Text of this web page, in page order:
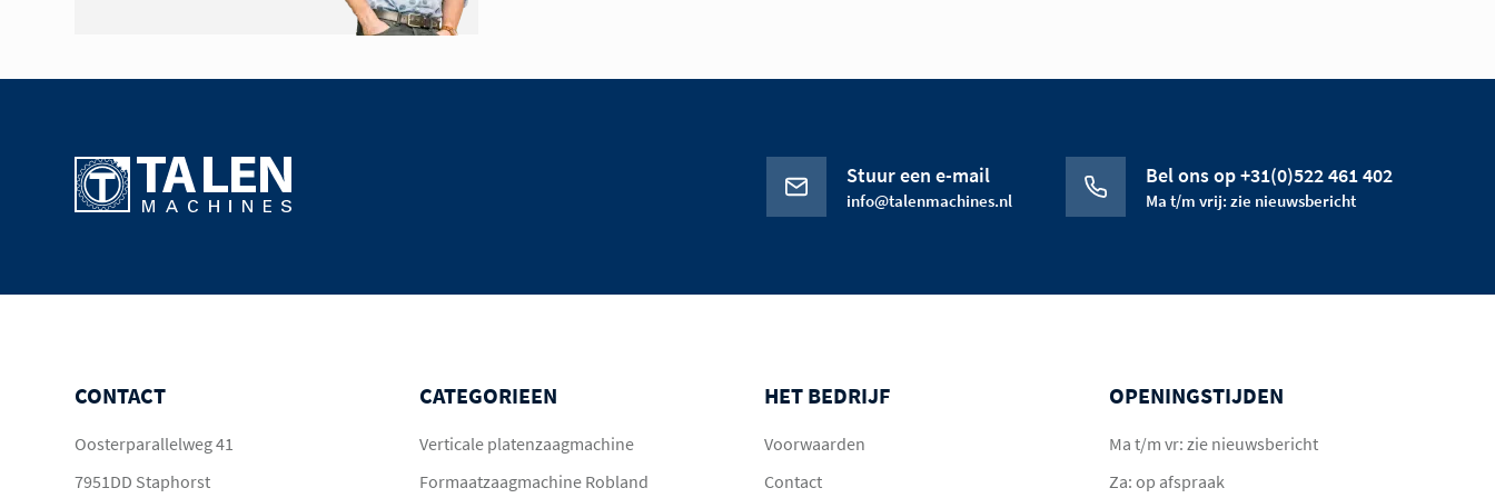
Stuur een e-mail
info@talenmachines.nl
Bel ons op +31(0)522 461 402
Ma t/m vrij: zie nieuwsbericht
CONTACT
Oosterparallelweg 41
7951DD Staphorst
CATEGORIEEN
Verticale platenzaagmachine
Formaatzaagmachine Robland
HET BEDRIJF
Voorwaarden
Contact
OPENINGSTIJDEN
Ma t/m vr: zie nieuwsbericht
Za: op afspraak